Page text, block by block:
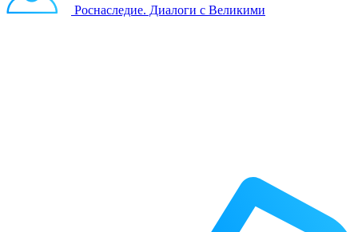
Роснаследие. Диалоги с Великими